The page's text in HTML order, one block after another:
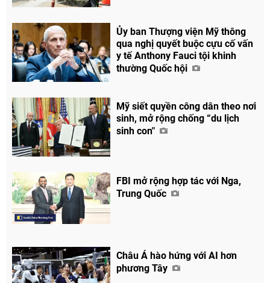
Chia sẻ
Facebook
Ủy ban Thượng viện Mỹ thông
qua nghị quyết buộc cựu cố vấn
y tế Anthony Fauci tội khinh
thường Quốc hội
Mỹ siết quyền công dân theo nơi
sinh, mở rộng chống “du lịch
sinh con"
FBI mở rộng hợp tác với Nga,
Trung Quốc
Châu Á hào hứng với AI hơn
phương Tây